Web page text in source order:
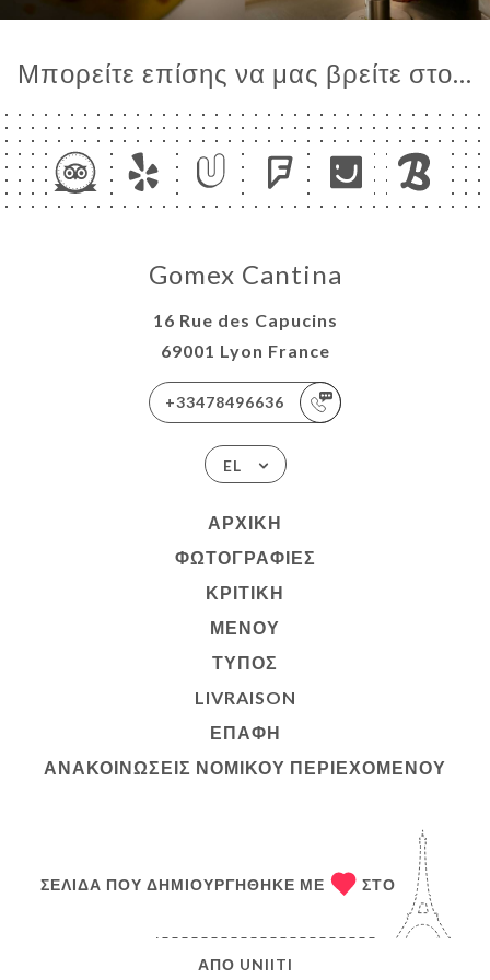
Μπορείτε επίσης να μας βρείτε στο...
Gomex Cantina
16 Rue des Capucins
69001 Lyon France
+33478496636
EL
ΑΡΧΙΚΉ
ΦΩΤΟΓΡΑΦΊΕΣ
ΚΡΙΤΙΚΉ
ΜΕΝΟΎ
ΤΎΠΟΣ
LIVRAISON
ΕΠΑΦΉ
ΑΝΑΚΟΙΝΏΣΕΙΣ ΝΟΜΙΚΟΎ ΠΕΡΙΕΧΟΜΈΝΟΥ
ΣΕΛΊΔΑ ΠΟΥ ΔΗΜΙΟΥΡΓΉΘΗΚΕ ΜΕ ΣΤΟ
ΑΠΌ UNIITI